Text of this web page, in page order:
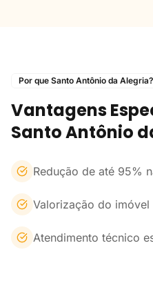
Por que Santo Antônio da Alegria?
Vantagens
Santo Antônio
Redução de até 95%
Valorização do imóvel
Atendimento técnico